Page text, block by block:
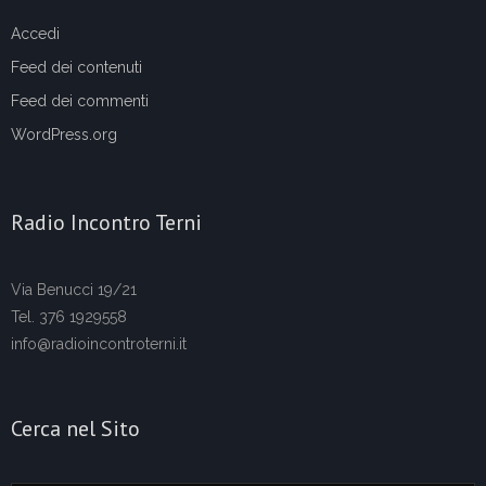
Accedi
Feed dei contenuti
Feed dei commenti
WordPress.org
Radio Incontro Terni
Via Benucci 19/21
Tel. 376 1929558
info@radioincontroterni.it
Cerca nel Sito